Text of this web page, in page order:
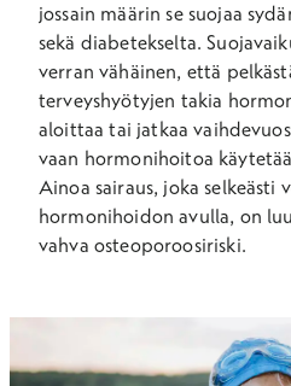
jossain määrin se suojaa
sekä diabetekselta.
verran vähäinen, että
terveyshyötyjen takia
aloittaa tai jatkaa
vaan hormonihoitoa
Ainoa sairaus, joka selkeästi
hormonihoidon avulla, on
vahva osteoporoosiriski.